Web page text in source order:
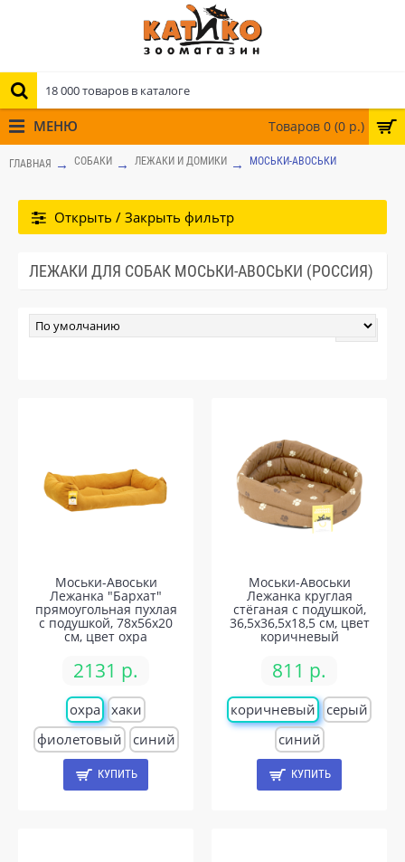
Товаров 0 (0 р.)
МЕНЮ
ГЛАВНАЯ СОБАКИ ЛЕЖАКИ И ДОМИКИ МОСЬКИ-АВОСЬКИ
Открыть / Закрыть фильтр
ЛЕЖАКИ ДЛЯ СОБАК МОСЬКИ-АВОСЬКИ (РОССИЯ)
Моськи-Авоськи
Лежанка "Бархат"
прямоугольная пухлая
с подушкой, 78х56х20
см, цвет охра
2131 р.
охра хаки
фиолетовый
синий
КУПИТЬ
Моськи-Авоськи
Лежанка круглая
стёганая с подушкой,
36,5х36,5х18,5 см, цвет
коричневый
811 р.
коричневый
серый
синий
КУПИТЬ